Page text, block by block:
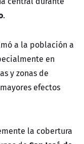
.
a la población a
en
y zonas de
efectos
la cobertura